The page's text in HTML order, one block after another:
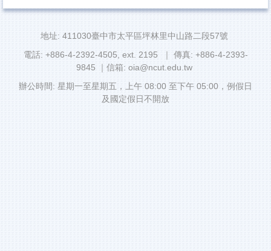
地址: 411030臺中市太平區坪林里中山路二段57號
電話: +886-4-2392-4505, ext. 2195 ｜ 傳真: +886-4-2393-
9845 ｜信箱: oia@ncut.edu.tw
辦公時間: 星期一至星期五，上午 08:00 至下午 05:00，例假日
及國定假日不開放